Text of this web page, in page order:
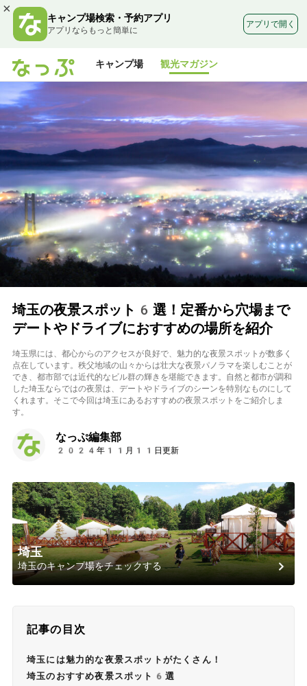
×
キャンプ場検索・予約アプリ
アプリならもっと簡単に
アプリで開く
キャンプ場 観光マガジン
埼玉の夜景スポット6選！定番から穴場まで
デートやドライブにおすすめの場所を紹介
埼玉県には、都心からのアクセスが良好で、魅力的な夜景スポットが数多く
点在しています。秩父地域の山々からは壮大な夜景パノラマを楽しむことが
でき、都市部では近代的なビル群の輝きを堪能できます。自然と都市が調和
した埼玉ならではの夜景は、デートやドライブのシーンを特別なものにして
くれます。そこで今回は埼玉にあるおすすめの夜景スポットをご紹介しま
す。
なっぷ編集部
2024年11月11日更新
埼玉
埼玉のキャンプ場をチェックする
記事の目次
埼玉には魅力的な夜景スポットがたくさん！
埼玉のおすすめ夜景スポット6選